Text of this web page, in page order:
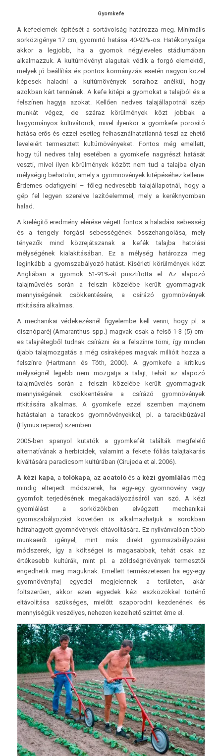
Gyomkefe
A kefeelemek építését a sortávolság határozza meg. Minimális
sorközigénye 17 cm, gyomirtó hatása 40-92%-os. Hatékonysága
akkor a legjobb, ha a gyomok négyleveles stádiumában
alkalmazzuk. A kultúrnövényt alagutak védik a forgó elemektől,
melyek jó beállítás és pontos kormányzás esetén nagyon közel
képesek haladni a kultúrnövények soraihoz anélkül, hogy
azokban kárt tennének. A kefe kitépi a gyomokat a talajból és a
felszínen hagyja azokat. Kellően nedves talajállapotnál szép
munkát végez, de száraz körülmények közt jobbak a
hagyományos kultivátorok, mivel ilyenkor a gyomkefe porosító
hatása erős és ezzel esetleg felhasználhatatlanná teszi az ehető
leveleiért termesztett kultúrnövényeket. Fontos még emellett,
hogy túl nedves talaj esetében a gyomkefe nagyrészt hatását
veszti, mivel ilyen körülmények között nem tud a talajba olyan
mélységig behatolni, amely a gyomnövények kitépéséhez kellene.
Érdemes odafigyelni – főleg nedvesebb talajállapotnál, hogy a
gép fel legyen szerelve lazítóelemmel, mely a keréknyomban
halad.
A kielégítő eredmény elérése végett fontos a haladási sebesség
és a tengely forgási sebességének összehangolása, mely
tényezők mind közrejátszanak a kefék talajba hatolási
mélységének kialakításában. Ez a mélység határozza meg
leginkább a gyomszabályozó hatást. Kísérleti körülmények közt
Angliában a gyomok 51-91%-át pusztította el. Az alapozó
talajművelés során a felszín közelébe került gyommagvak
mennyiségének csökkentésére, a csírázó gyomnövények
ritkítására alkalmas.
A mechanikai védekezésnél figyelembe kell venni, hogy pl. a
disznóparéj (Amaranthus spp.) magvak csak a felső 1-3 (5) cm-
es talajrétegből tudnak csírázni és a felszínre törni, így minden
újabb talajmozgatás a még csíraképes magvak millióit hozza a
felszínre (Hartmann és Tóth, 2000). A gyomkefe a kritikus
mélységnél lejjebb nem mozgatja a talajt, tehát az alapozó
talajművelés során a felszín közelébe került gyommagvak
mennyiségének csökkentésére a csírázó gyomnövények
ritkítására alkalmas. A gyomkefe ezzel szemben majdnem
hatástalan a tarackos gyomnövényekkel, pl. a tarackbúzával
(Elymus repens) szemben.
2005-ben spanyol kutatók a gyomkefét találták megfelelő
alternatívának a herbicidek, valamint a fekete fóliás talajtakarás
kiváltására paradicsom kultúrában (Cirujeda et al. 2006).
A kézi kapa, a tolókapa, az acatolóés a kézi gyomlálásmég
mindig elterjedt módszerek, ha egy-egy gyomnövény vagy
gyomfolt terjedésének megakadályozásáról van szó. A kézi
gyomlálást a sorközökben elvégzett mechanikai
gyomszabályozást követően is alkalmazhatjuk a sorokban
hátrahagyott gyomnövények eltávolítására. Ez nyilvánvalóan több
munkaerőt igényel, mint más direkt gyomszabályozási
módszerek, így a költségei is magasabbak, tehát csak az
értékesebb kultúrák, mint pl. a zöldségnövények termesztői
engedhetik meg maguknak. Emellett természetesen ha egy-egy
gyomnövényfaj egyedei megjelennek a területen, akár
foltszerűen, akkor ezen egyedek kézi eszközökkel történő
eltávolítása szükséges, mielőtt szaporodni kezdenének és
mennyiségük veszélyes, nehezen kezelhető szintet érne el.